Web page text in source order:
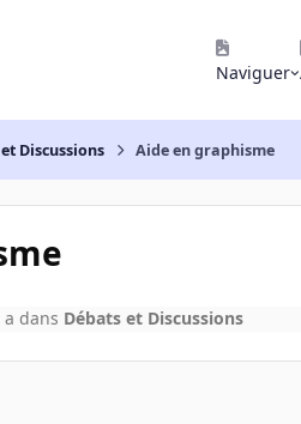
Naviguer
Discussions Aide en graphisme
a dans Débats et Discussions